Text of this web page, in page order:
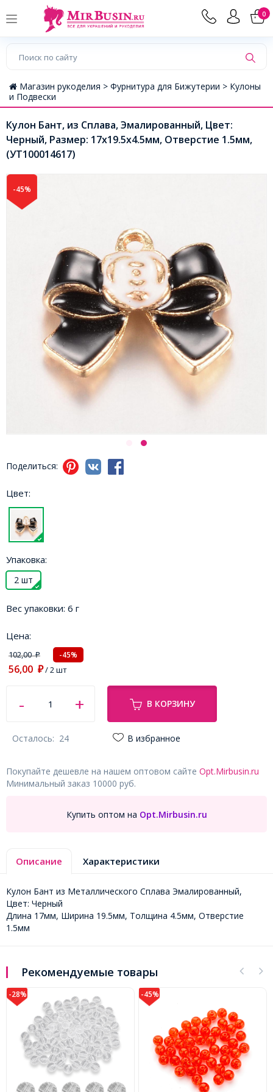
0
Магазин рукоделия > Фурнитура для Бижутерии > Кулоны
и Подвески
Кулон Бант, из Сплава, Эмалированный, Цвет:
Черный, Размер: 17x19.5x4.5мм, Отверстие 1.5мм,
(УТ100014617)
-45%
Поделиться:
Цвет:
Упаковка:
2 шт
Вес упаковки: 6 г
Цена:
102,00₽ -45%
56,00 ₽/ 2 шт
В КОРЗИНУ
Осталось: 24 В избранное
Покупайте дешевле на нашем оптовом сайте Opt.Mirbusin.ru
Минимальный заказ 10000 руб.
Купить оптом на Opt.Mirbusin.ru
Описание Характеристики
Кулон Бант из Металлического Сплава Эмалированный,
Цвет: Черный
Длина 17мм, Ширина 19.5мм, Толщина 4.5мм, Отверстие
1.5мм
Рекомендуемые товары
-45% -28%